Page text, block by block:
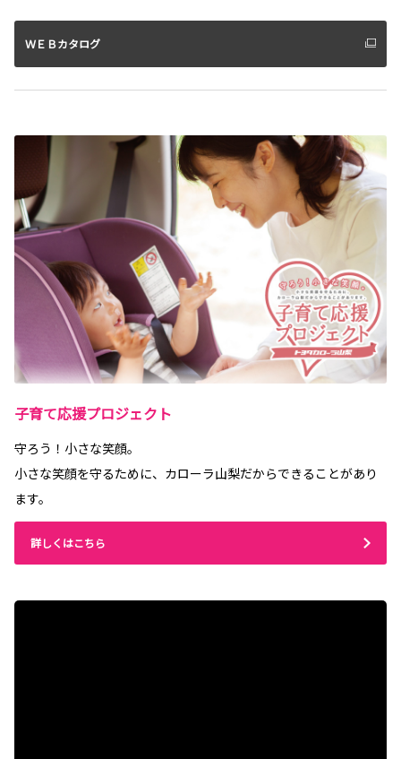
ＷＥＢカタログ
子育て応援プロジェクト
守ろう！小さな笑顔。
小さな笑顔を守るために、カローラ山梨だからできることがあり
ます。
詳しくはこちら